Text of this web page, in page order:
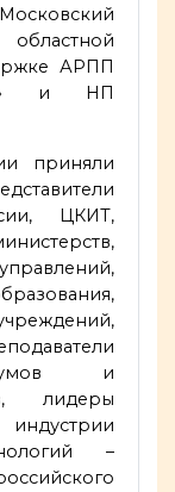
АРПП
и НП
приняли
ЦКИТ,
и
лидеры
–